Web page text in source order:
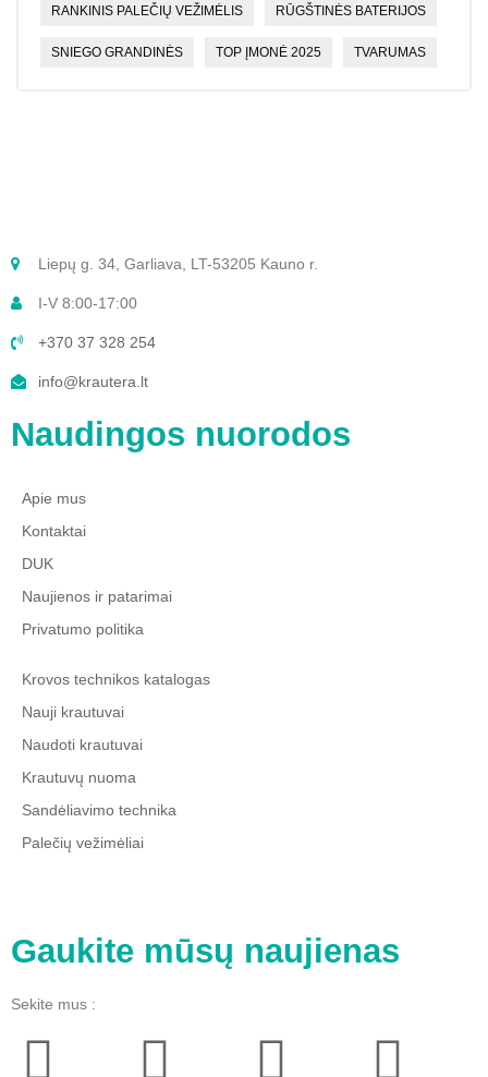
RANKINIS PALEČIŲ VEŽIMĖLIS RŪGŠTINĖS BATERIJOS
SNIEGO GRANDINĖS TOP ĮMONĖ 2025 TVARUMAS
Liepų g. 34, Garliava, LT-53205 Kauno r.
I-V 8:00-17:00
+370 37 328 254
info@krautera.lt
Naudingos nuorodos
Apie mus
Kontaktai
DUK
Naujienos ir patarimai
Privatumo politika
Krovos technikos katalogas
Nauji krautuvai
Naudoti krautuvai
Krautuvų nuoma
Sandėliavimo technika
Palečių vežimėliai
Gaukite mūsų naujienas
Sekite mus :